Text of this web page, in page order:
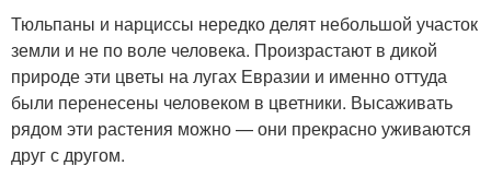
Тюльпаны и нарциссы нередко делят небольшой участок
земли и не по воле человека. Произрастают в дикой
природе эти цветы на лугах Евразии и именно оттуда
были перенесены человеком в цветники. Высаживать
рядом эти растения можно — они прекрасно уживаются
друг с другом.